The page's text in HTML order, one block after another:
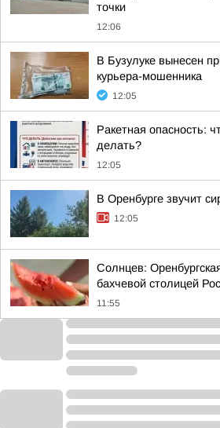
точки
12:06
В Бузулуке вынесен
курьера-мошенника
12:05
Ракетная опасность:
делать?
12:05
В Оренбурге звучит
12:05
Солнцев:
бахчевой столицей
11:55